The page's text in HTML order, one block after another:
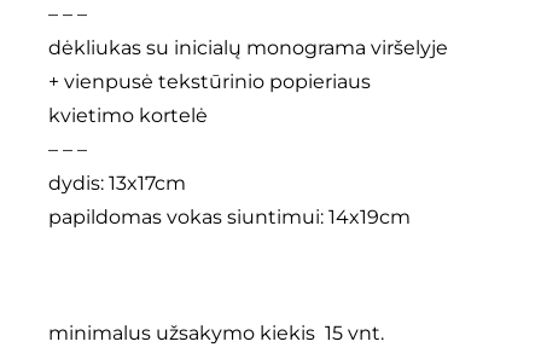
– – –
dėkliukas su inicialų monograma viršelyje
+ vienpusė tekstūrinio popieriaus
kvietimo kortelė
– – –
dydis: 13x17cm
papildomas vokas siuntimui: 14x19cm
minimalus užsakymo kiekis 15 vnt.